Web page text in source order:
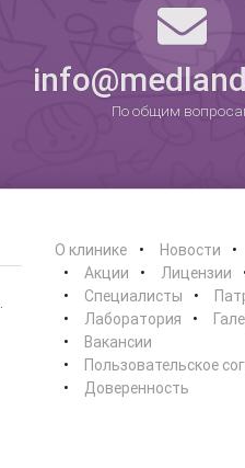
По общим
О клинике Новости
Акции
Лицензии
Специалисты
Лаборатория
Вакансии
Пользовательское
Доверенность